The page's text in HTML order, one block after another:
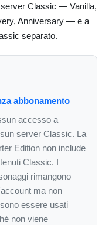
Classic — Vanilla,
Anniversary — e a
separato.
abbonamento
accesso a
server Classic. La
Edition non include
Classic. I
rimangono
ma non
essere usati
non viene